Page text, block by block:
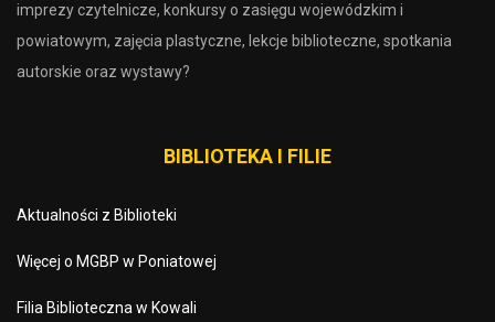
imprezy czytelnicze, konkursy o zasięgu wojewódzkim i
powiatowym, zajęcia plastyczne, lekcje biblioteczne, spotkania
autorskie oraz wystawy?
BIBLIOTEKA I FILIE
Aktualności z Biblioteki
Więcej o MGBP w Poniatowej
Filia Biblioteczna w Kowali